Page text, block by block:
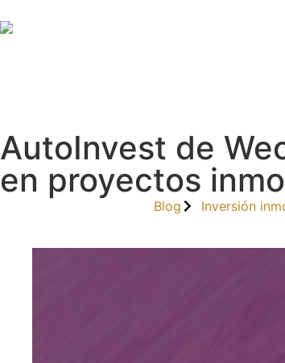
AutoInvest de
en proyectos
Blog Inversión